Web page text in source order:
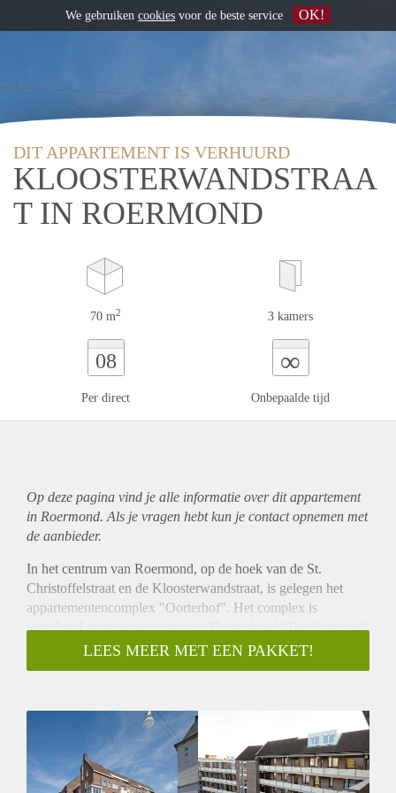
DIT APPARTEMENT IS VERHUURD
KLOOSTERWANDSTRAA
T IN ROERMOND
70 m2 3 kamers
08
Per direct
∞
Onbepaalde tijd
Op deze pagina vind je alle informatie over ditappartement
in Roermond. Als je vragen hebt kun je contact opnemen met
de aanbieder.
In het centrum van Roermond, op de hoek van de St.
Christoffelstraat en de Kloosterwandstraat, is gelegen het
appartementencomplex "Oorterhof". Het complex is
uitstekend gesitueerd, tegenover Theaterhotel "De Oranjerie"
nabij alle winkels welke het gezellige stadscentrum van
Roermond rijk is. Op nog geen 2 minuten lopen bereikt u al
woonlocatie midden in het centrum van Roermond voor
zowel jong als oud!
Het complex telt twee ingangen; één op de
Kloosterwandstraat en één op de St. Christoffelstraat. Hier
LEES MEER MET EEN PAKKET!
We gebruiken cookies voor de beste service OK!